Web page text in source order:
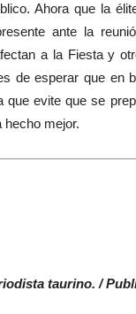
Ahora que la
ante la
a la Fiesta y
de esperar que en
que evite que se
hecho mejor.
taurino. /